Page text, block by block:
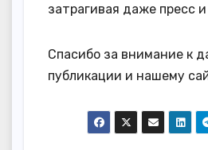
затрагивая даже пресс
Спасибо за внимание к
публикации и нашему